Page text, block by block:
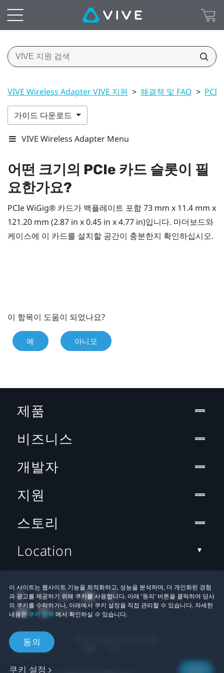
VIVE Wireless Adapter VIVE 지원 > 해결책 및 FAQ >
가이드 다운로드
VIVE Wireless Adapter Menu
어떤 크기의 PCIe 카드 슬롯이 필
요한가요?
PCIeWiGig® 카드가 백플레이트 포함 73 mm x 11.4 mm x
121.20 mm (2.87 in x 0.45 in x 4.77 in)입니다. 마더보드와
케이스에 이 카드를 설치할 공간이 충분한지 확인하십시오.
이 항목이 도움이 되었나요?
예 아니오
이 사이트는 웹사이트 기능을 최적화하고, 성능을 분석하며, 더 개인화된 경험
과 광고를 제공하기 위해 쿠키를 사용합니다. 아래 '동의' 버튼을 클릭하여 당사
의 쿠키를 수락하거나, 아래에서 쿠키 설정을 직접 관리할 수 있습니다. 자세한
내용은 쿠키 정책 에서 확인하실 수 있습니다.
동의
쿠키 설정
제품
비즈니스
개발자
지원
스토리
Location